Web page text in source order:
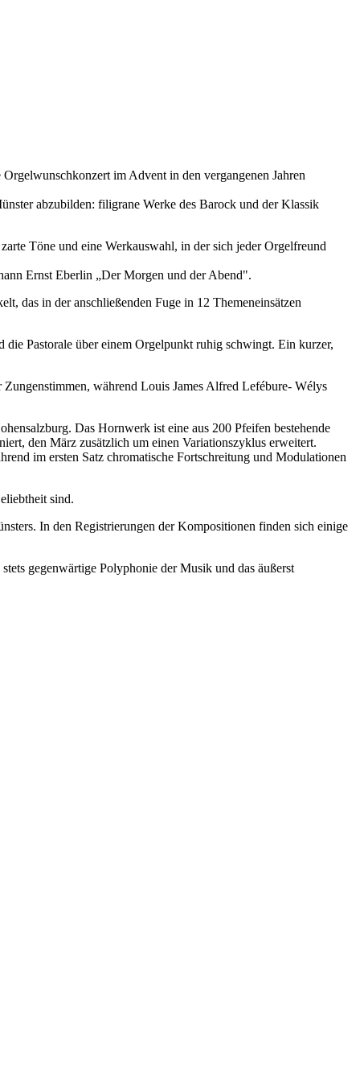
im Advent in den vergangenen Jahren
abzubilden: filigrane Werke des Barock und der Klassik
Töne und eine Werkauswahl, in der sich jeder Orgelfreund
Ernst Eberlin „Der Morgen und der Abend".
das in der anschließenden Fuge in 12 Themeneinsätzen
Pastorale über einem Orgelpunkt ruhig schwingt. Ein kurzer,
während Louis James Alfred Lefébure- Wélys
Das Hornwerk ist eine aus 200 Pfeifen bestehende
den März zusätzlich um einen Variationszyklus erweitert.
im ersten Satz chromatische Fortschreitung und Modulationen
sind.
In den Registrierungen der Kompositionen finden sich einige
gegenwärtige Polyphonie der Musik und das äußerst